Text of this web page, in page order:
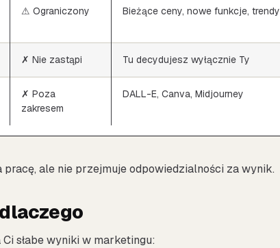
⚠ Ograniczony Bieżące ceny, nowe funkcje, trendy
✗ Nie zastąpi Tu decydujesz wyłącznie Ty
✗ Poza
zakresem
DALL-E, Canva, Midjourney
ale nie przejmuje odpowiedzialności za wynik.
słabe wyniki w marketingu: